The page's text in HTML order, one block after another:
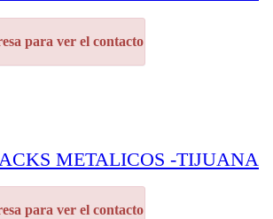
para ver el contacto
METALICOS -TIJUANA
para ver el contacto